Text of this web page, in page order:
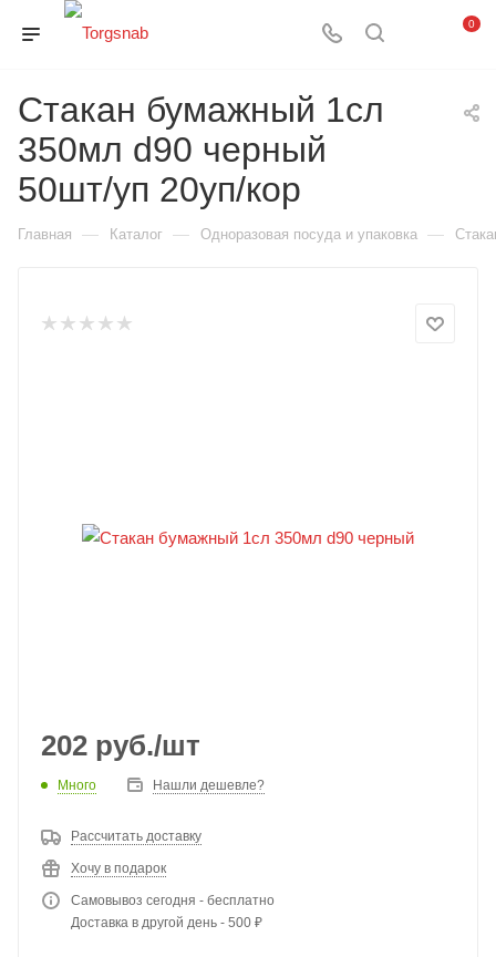
0
Стакан бумажный 1сл
350мл d90 черный
50шт/уп 20уп/кор
Главная — Каталог — Одноразовая посуда и упаковка —
202 руб./шт
Много Нашли дешевле?
Рассчитать доставку
Хочу в подарок
Самовывоз сегодня - бесплатно
Доставка в другой день - 500 ₽